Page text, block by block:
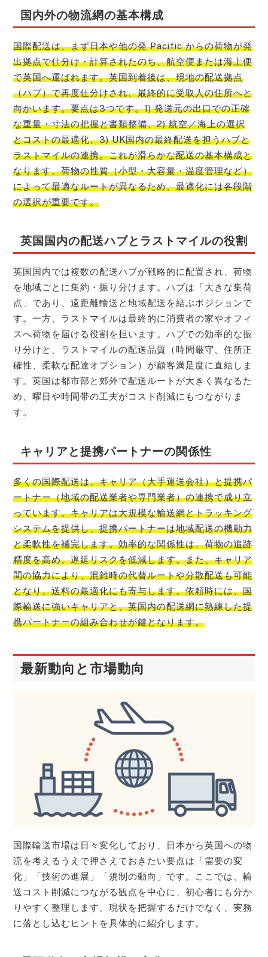
国内外の物流網の基本構成
国際配送は、まず日本や他の発 Pacific からの荷物が発
出拠点で仕分け・計算されたのち、航空便または海上便
で英国へ運ばれます。英国到着後は、現地の配送拠点
（ハブ）で再度仕分けされ、最終的に受取人の住所へと
向かいます。要点は3つです。1) 発送元の出口での正確
な重量・寸法の把握と書類整備、2) 航空／海上の選択
とコストの最適化、3) UK国内の最終配送を担うハブと
ラストマイルの連携。これが滑らかな配送の基本構成と
なります。荷物の性質（小型・大容量・温度管理など）
によって最適なルートが異なるため、最適化には各段階
の選択が重要です。
英国国内の配送ハブとラストマイルの役割
英国国内では複数の配送ハブが戦略的に配置され、荷物
を地域ごとに集約・振り分けます。ハブは「大きな集荷
点」であり、遠距離輸送と地域配送を結ぶポジションで
す。一方、ラストマイルは最終的に消費者の家やオフィ
スへ荷物を届ける役割を担います。ハブでの効率的な振
り分けと、ラストマイルの配送品質（時間厳守、住所正
確性、柔軟な配達オプション）が顧客満足度に直結しま
す。英国は都市部と郊外で配送ルートが大きく異なるた
め、曜日や時間帯の工夫がコスト削減にもつながりま
す。
キャリアと提携パートナーの関係性
多くの国際配送は、キャリア（大手運送会社）と提携パ
ートナー（地域の配送業者や専門業者）の連携で成り立
っています。キャリアは大規模な輸送網とトラッキング
システムを提供し、提携パートナーは地域配送の機動力
と柔軟性を補完します。効率的な関係性は、荷物の追跡
精度を高め、遅延リスクを低減します。また、キャリア
間の協力により、混雑時の代替ルートや分散配送も可能
となり、送料の最適化にも寄与します。依頼時には、国
際輸送に強いキャリアと、英国内の配送網に熟練した提
携パートナーの組み合わせが鍵となります。
最新動向と市場動向
国際輸送市場は日々変化しており、日本から英国への物
流を考えるうえで押さえておきたい要点は「需要の変
化」「技術の進展」「規制の動向」です。ここでは、輸
送コスト削減につながる観点を中心に、初心者にも分か
りやすく整理します。現状を把握するだけでなく、実務
に落とし込むヒントを具体的に紹介します。